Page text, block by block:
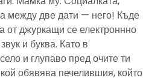
между две дати — него! Къде
от джуркащи се електроннно
и буква. Като в
и глупаво пред очите ти
обявява печелившия, който